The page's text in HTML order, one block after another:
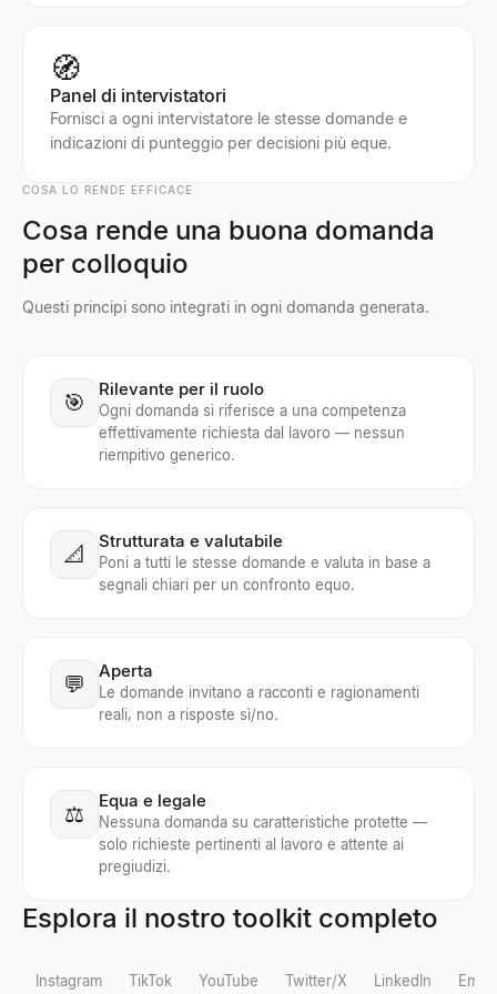
🧭
Panel di intervistatori
Fornisci a ogni intervistatore le stesse domande e
indicazioni di punteggio per decisioni più eque.
COSA LO RENDE EFFICACE
Cosa rende una buona domanda
per colloquio
Questi principi sono integrati in ogni domanda generata.
🎯
Rilevante per il ruolo
Ogni domanda si riferisce a una competenza
effettivamente richiesta dal lavoro — nessun
riempitivo generico.
📐
Strutturata e valutabile
Poni a tutti le stesse domande e valuta in base a
segnali chiari per un confronto equo.
💬
Aperta
Le domande invitano a racconti e ragionamenti
reali, non a risposte sì/no.
⚖️
Equa e legale
Nessuna domanda su caratteristiche protette —
solo richieste pertinenti al lavoro e attente ai
pregiudizi.
Esplora il nostro toolkit completo
Instagram TikTok YouTube Twitter/X LinkedIn Email